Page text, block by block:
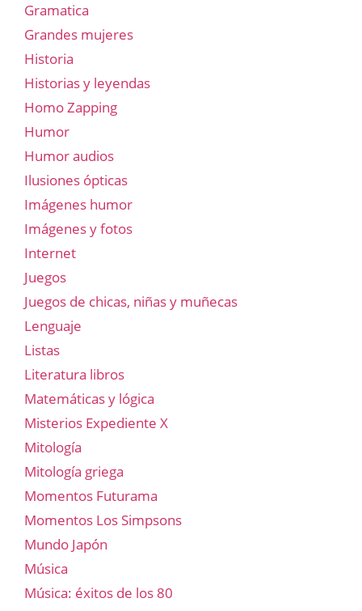
Gramatica
Grandes mujeres
Historia
Historias y leyendas
Homo Zapping
Humor
Humor audios
Ilusiones ópticas
Imágenes humor
Imágenes y fotos
Internet
Juegos
Juegos de chicas, niñas y muñecas
Lenguaje
Listas
Literatura libros
Matemáticas y lógica
Misterios Expediente X
Mitología
Mitología griega
Momentos Futurama
Momentos Los Simpsons
Mundo Japón
Música
Música: éxitos de los 80